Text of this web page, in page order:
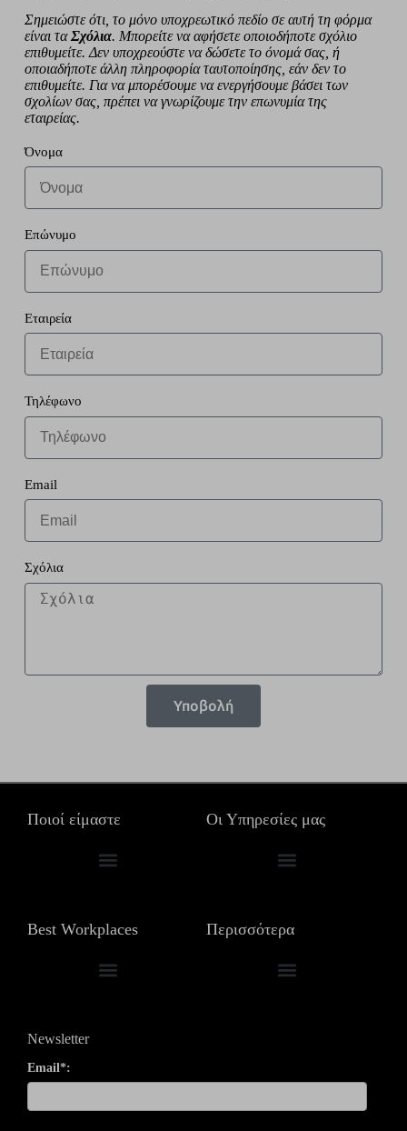
Σημειώστε ότι, το μόνο υποχρεωτικό πεδίο σε αυτή τη φόρμα
είναι ταΣχόλια. Μπορείτε να αφήσετε οποιοδήποτε σχόλιο
επιθυμείτε. Δεν υποχρεούστε να δώσετε το όνομά σας, ή
οποιαδήποτε άλλη πληροφορία ταυτοποίησης, εάν δεν το
επιθυμείτε. Για να μπορέσουμε να ενεργήσουμε βάσει των
σχολίων σας, πρέπει να γνωρίζουμε την επωνυμία της
εταιρείας.
Όνομα
Επώνυμο
Εταιρεία
Τηλέφωνο
Email
Σχόλια
Υποβολή
Ποιοί είμαστε Οι Υπηρεσίες μας
Best Workplaces Περισσότερα
Newsletter
Email*: